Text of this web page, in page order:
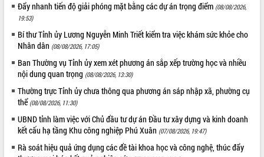
Đẩy nhanh tiến độ giải phóng mặt bằng các dự án trọng điểm (08/08/2026,
19:53)
Bí thư Tỉnh ủy Lương Nguyễn Minh Triết kiểm tra việc khám sức khỏe cho
Nhân dân (08/08/2026, 17:05)
Ban Thường vụ Tỉnh ủy xem xét phương án sắp xếp trường học và nhiều
nội dung quan trọng (08/08/2026, 13:30)
Thường trực Tỉnh ủy chưa thông qua phương án sáp nhập xã, phường cụ
thể (08/08/2026, 11:30)
UBND tỉnh làm việc với Chủ đầu tư dự án Đầu tư xây dựng và kinh doanh
kết cấu hạ tầng Khu công nghiệp Phú Xuân (07/08/2026, 19:47)
Rà soát hiệu quả ứng dụng các đề tài khoa học và công nghệ, thúc đẩy